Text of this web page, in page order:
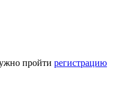
пройти регистрацию